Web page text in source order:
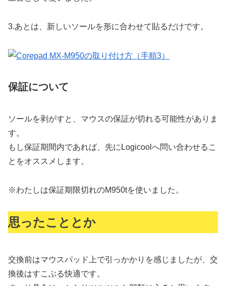
3.あとは、新しいソールを形に合わせて貼るだけです。
保証について
ソールを剥がすと、マウスの保証が切れる可能性がありま
す。
もし保証期間内であれば、先にLogicoolへ問い合わせるこ
とをオススメします。
※わたしは保証期限切れのM950tを使いました。
思ったこととか
交換前はマウスパッド上で引っかかりを感じましたが、交
換後はすこぶる快適です。